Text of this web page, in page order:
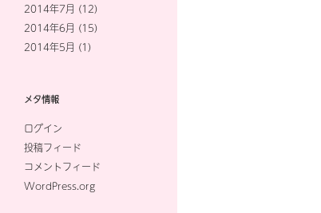
2014年7月 (12)
2014年6月 (15)
2014年5月 (1)
メタ情報
ログイン
投稿フィード
コメントフィード
WordPress.org